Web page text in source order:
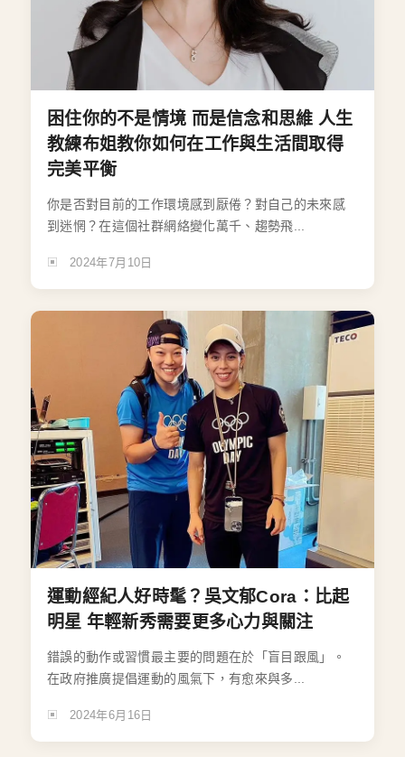
困住你的不是情境 而是信念和思維 人生
教練布姐教你如何在工作與生活間取得
完美平衡
你是否對目前的工作環境感到厭倦？對自己的未來感
到迷惘？在這個社群網絡變化萬千、趨勢飛...
2024年7月10日
運動經紀人好時髦？吳文郁Cora：比起
明星 年輕新秀需要更多心力與關注
錯誤的動作或習慣最主要的問題在於「盲目跟風」。
在政府推廣提倡運動的風氣下，有愈來與多...
2024年6月16日